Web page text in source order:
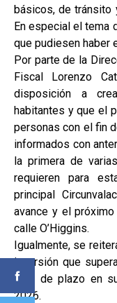
básicos, de tránsito
En especial el tema
que pudiesen haber
Por parte de la
Fiscal Lorenzo
disposición a
habitantes y que el
personas con el fin
informados con
la primera de
requieren para
principal
avance y el
calle O’Higgins.
Igualmente, se
inversión que
días de plazo en
2026.